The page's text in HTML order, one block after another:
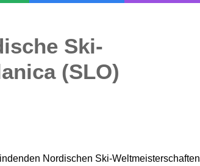
Ski-
(SLO)
Nordischen Ski-Weltmeisterschaften